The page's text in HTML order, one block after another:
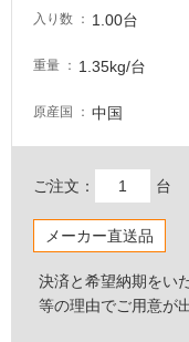
入り数 1.00台
重量 1.35kg/台
原産国 中国
ご注文： 台
メーカー直送品
決済と希望納期をい
等の理由でご用意が
屋
壁・
外
浴
使
用